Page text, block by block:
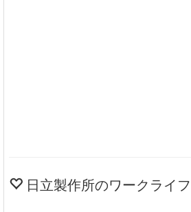
日立製作所のワークライ